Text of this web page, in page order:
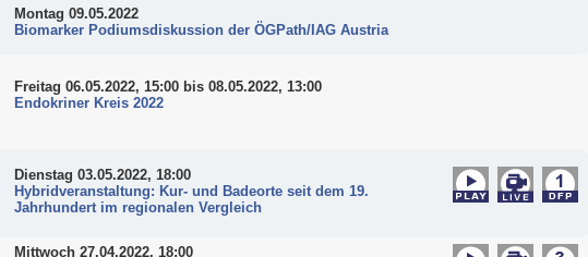
Montag 09.05.2022
Biomarker Podiumsdiskussion der ÖGPath/IAG Austria
Freitag 06.05.2022, 15:00 bis 08.05.2022, 13:00
Endokriner Kreis 2022
Dienstag 03.05.2022, 18:00
Hybridveranstaltung: Kur- und Badeorte seit dem 19.
Jahrhundert im regionalen Vergleich
Mittwoch 27.04.2022, 18:00